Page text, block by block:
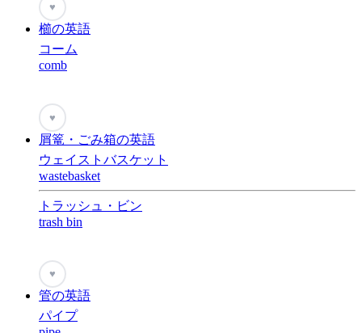
♥
櫛の英語
コーム
comb
♥
屑篭・ごみ箱の英語
ウェイストバスケット
wastebasket
トラッシュ・ビン
trash bin
♥
管の英語
パイプ